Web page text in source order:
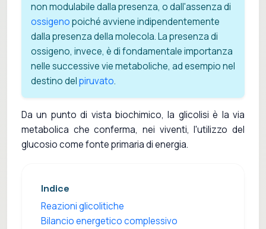
non modulabile dalla presenza, o dall'assenza di
ossigenopoiché avviene indipendentemente
dalla presenza della molecola. La presenza di
ossigeno, invece, è di fondamentale importanza
nelle successive vie metaboliche, ad esempio nel
destino delpiruvato.
Da un punto di vista biochimico, la glicolisi è la via
metabolica che conferma, nei viventi, l'utilizzo del
glucosio come fonte primaria di energia.
Indice
Reazioni glicolitiche
Bilancio energetico complessivo